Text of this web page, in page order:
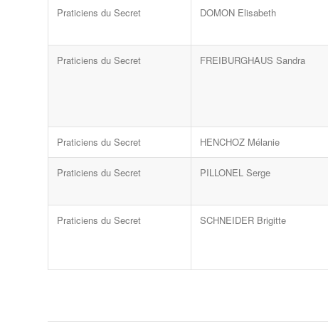
Praticiens du Secret DOMON Elisabeth
Praticiens du Secret FREIBURGHAUS Sandra
Praticiens du Secret HENCHOZ Mélanie
Praticiens du Secret PILLONEL Serge
Praticiens du Secret SCHNEIDER Brigitte